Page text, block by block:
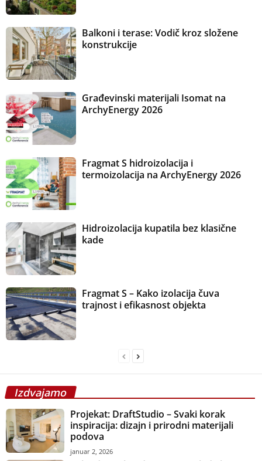
Balkoni i terase: Vodič kroz složene
konstrukcije
Građevinski materijali Isomat na
ArchyEnergy 2026
Fragmat S hidroizolacija i
termoizolacija na ArchyEnergy 2026
Hidroizolacija kupatila bez klasične
kade
Fragmat S – Kako izolacija čuva
trajnost i efikasnost objekta
Izdvajamo
Projekat: DraftStudio – Svaki korak
inspiracija: dizajn i prirodni materijali
podova
januar 2, 2026